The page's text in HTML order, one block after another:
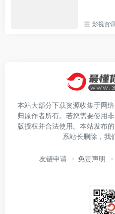
影视资
本站大部分下载资源收集于网
归原作者所有。若您需要使用
版授权并合法使用。本站发布
系站长删除，我
友链申请 免责声明